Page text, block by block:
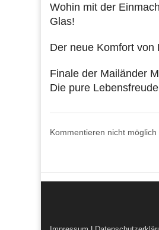
Wohin mit der
Glas!
Der neue Komfort von
Finale der Mailänder
Die pure Lebensfreude
Kommentieren nicht möglich